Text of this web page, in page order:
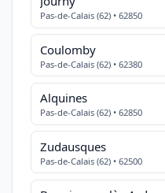
Pas-de-Calais (62) • 62850
Coulomby
Pas-de-Calais (62) • 62380
Alquines
Pas-de-Calais (62) • 62850
Zudausques
Pas-de-Calais (62) • 62500